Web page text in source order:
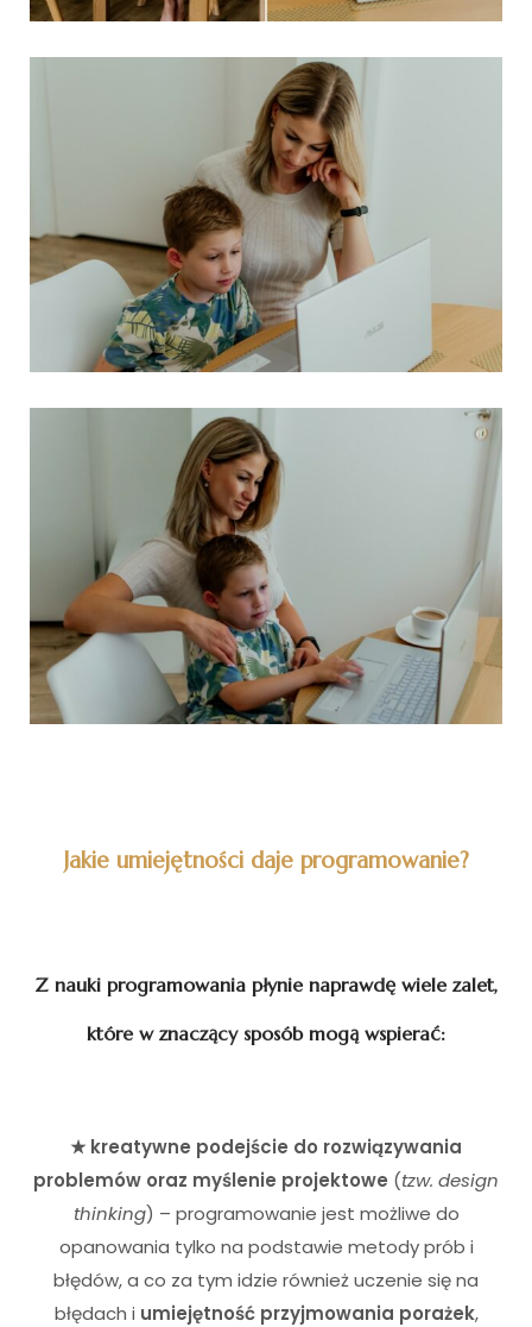
Jakie umiejętności daje programowanie?
Z nauki programowania płynie naprawdę wiele zalet,
które w znaczący sposób mogą wspierać:
★ kreatywne podejście do rozwiązywania
problemów oraz myślenie projektowe (tzw. design
thinking) – programowanie jest możliwe do
opanowania tylko na podstawie metody prób i
błędów, a co za tym idzie również uczenie się na
błędach i umiejętność przyjmowania porażek,